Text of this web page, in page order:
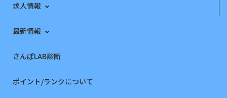
求人情報
最新情報
さんぽLAB診断
ポイント/ランクについて